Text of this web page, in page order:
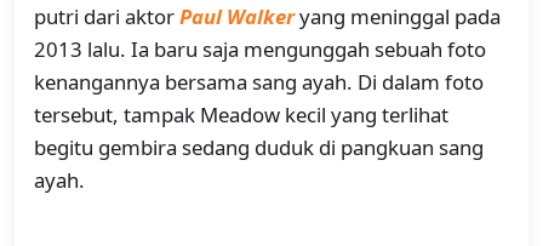
putri dari aktorPaul Walkeryang meninggal pada
2013 lalu. Ia baru saja mengunggah sebuah foto
kenangannya bersama sang ayah. Di dalam foto
tersebut, tampak Meadow kecil yang terlihat
begitu gembira sedang duduk di pangkuan sang
ayah.